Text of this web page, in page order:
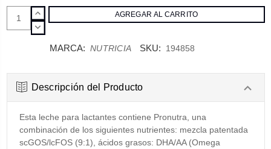
AUMENTAR
CANTIDAD:
DISMINUIR
MARCA: NUTRICIA SKU: 194858
Descripción del Producto
Esta leche para lactantes contiene Pronutra, una
combinación de los siguientes nutrientes: mezcla patentada
scGOS/lcFOS (9:1), ácidos grasos: DHA/AA (Omega